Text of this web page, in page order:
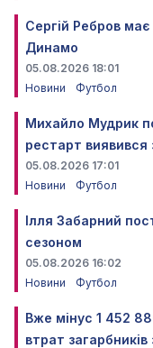
Сергій Ребров
Динамо
05.08.2026 18:01
Новини
Футбол
Михайло Мудрик
рестарт
05.08.2026 17:01
Новини
Футбол
Ілля Забарний
сезоном
05.08.2026 16:02
Новини
Футбол
Вже мінус 1 452
втрат